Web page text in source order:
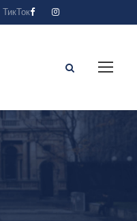
ТикТок